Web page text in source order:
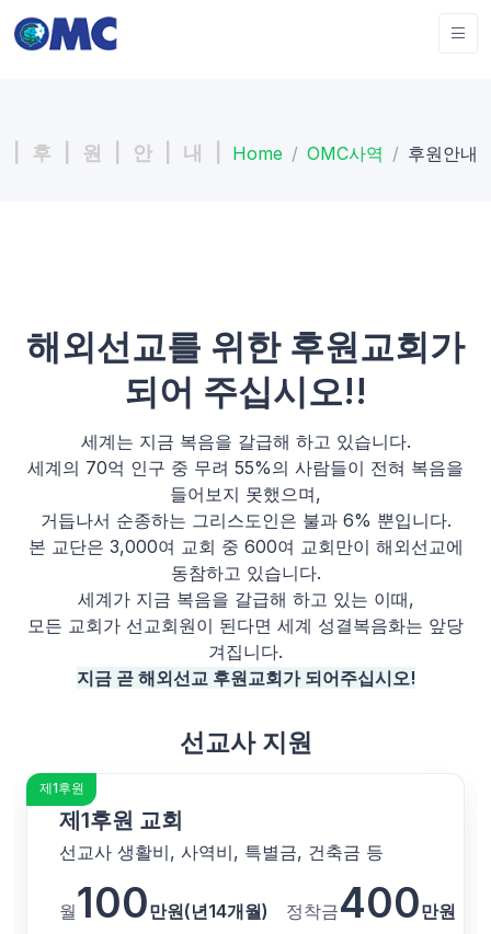
| 후 | 원 | 안 | 내 | Home OMC사역 후원안내
해외선교를 위한 후원교회가
되어 주십시오!!
세계는 지금 복음을 갈급해 하고 있습니다.
세계의 70억 인구 중 무려 55%의 사람들이 전혀 복음을
들어보지 못했으며,
거듭나서 순종하는 그리스도인은 불과 6% 뿐입니다.
본 교단은 3,000여 교회 중 600여 교회만이 해외선교에
동참하고 있습니다.
세계가 지금 복음을 갈급해 하고 있는 이때,
모든 교회가 선교회원이 된다면 세계 성결복음화는 앞당
겨집니다.
지금 곧 해외선교 후원교회가 되어주십시오!
선교사 지원
제1후원
제1후원 교회
선교사 생활비, 사역비, 특별금, 건축금 등
월100만원(년14개월) 정착금400만원